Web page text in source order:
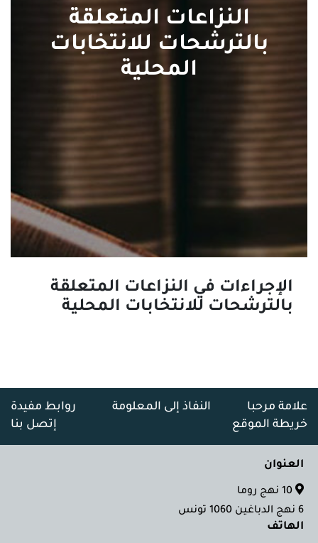
النزاعات المتعلقة
بالترشحات للانتخابات
المحلية
الإجراءات في النزاعات المتعلقة
بالترشحات للانتخابات المحلية
علامة مرحبا النفاذ إلى المعلومة
روابط مفيدة
خريطة الموقع
إتصل بنا
العنوان
6 نهج الدباغين 1060 تونس
الهاتف